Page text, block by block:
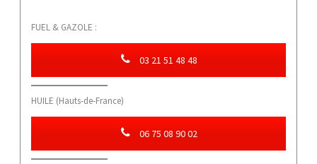
FUEL & GAZOLE :
03 21 51 48 48
HUILE (Hauts-de-France)
06 75 08 90 02